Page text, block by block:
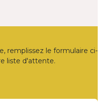
remplissez le formulaire ci-
liste d'attente.